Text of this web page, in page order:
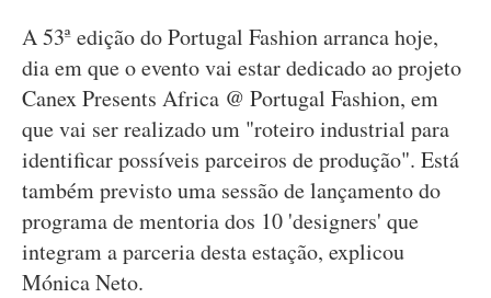
A 53ª edição do Portugal Fashion arranca hoje,
dia em que o evento vai estar dedicado ao projeto
Canex Presents Africa @ Portugal Fashion, em
que vai ser realizado um "roteiro industrial para
identificar possíveis parceiros de produção". Está
também previsto uma sessão de lançamento do
programa de mentoria dos 10 'designers' que
integram a parceria desta estação, explicou
Mónica Neto.